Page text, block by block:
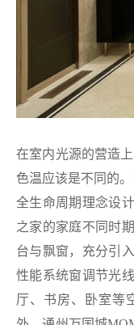
在室内光源的营造
色温应该是不同的
全生命周期理念设
之家的家庭不同时
台与飘窗，充分引
性能系统窗调节光
厅、书房、卧室等